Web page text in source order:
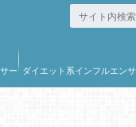
ー ダイエット系インフルエンサ